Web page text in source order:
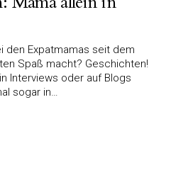
den Expatmamas seit dem
Spaß macht? Geschichten!
Interviews oder auf Blogs
sogar in…